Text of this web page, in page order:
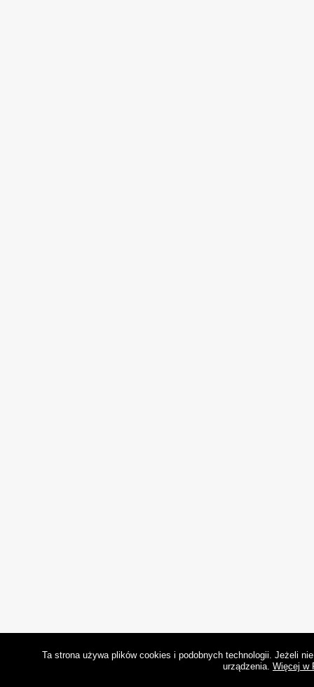
Ta strona używa plików cookies i podobnych technologii. Jeżeli
urządzenia. Więcej w